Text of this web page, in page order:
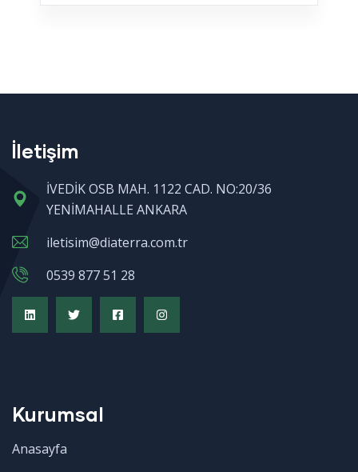
İletişim
İVEDİK OSB MAH. 1122 CAD. NO:20/36
YENİMAHALLE ANKARA
iletisim@diaterra.com.tr
0539 877 51 28
Kurumsal
Anasayfa